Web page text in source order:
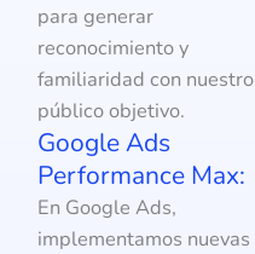
para generar
reconocimiento y
familiaridad con nuestro
público objetivo.
Google Ads
Performance Max:
En Google Ads,
implementamos nuevas